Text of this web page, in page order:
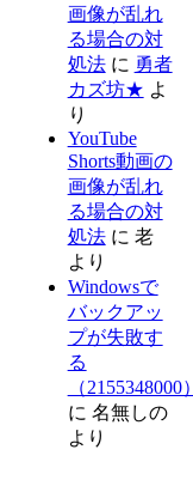
画像が乱れ
る場合の対
処法に 勇者
カズ坊★ よ
り
YouTube
Shorts動画の
画像が乱れ
る場合の対
処法に 老
より
Windowsで
バックアッ
プが失敗す
る
（2155348000）
に 名無しの
より